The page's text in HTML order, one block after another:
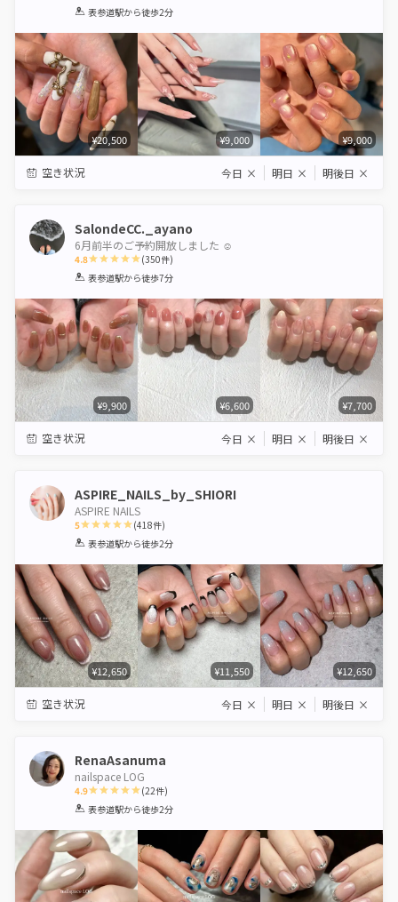
1 2 3 4 5
表参道駅から徒歩2分
¥20,500 ¥9,000 ¥9,000
空き状況 今日 × 明日 × 明後日 ×
SalondeCC._ayano
6月前半のご予約開放しました ☺︎
4.8
1 2 3 4 5
(350件)
表参道駅から徒歩7分
¥9,900 ¥6,600 ¥7,700
空き状況 今日 × 明日 × 明後日 ×
ASPIRE_NAILS_by_SHIORI
ASPIRE NAILS
5
1 2 3 4 5
(418件)
表参道駅から徒歩2分
¥12,650 ¥11,550 ¥12,650
空き状況 今日 × 明日 × 明後日 ×
RenaAsanuma
nailspace LOG
4.9
1 2 3 4 5
(22件)
表参道駅から徒歩2分